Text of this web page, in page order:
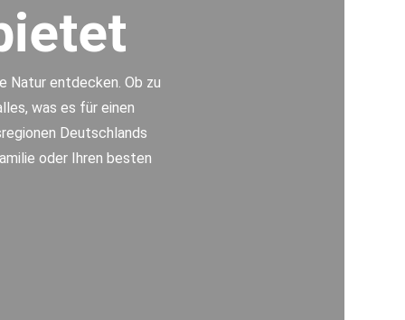
Natur entdecken. Ob zu
was es für einen
Deutschlands
oder Ihren besten